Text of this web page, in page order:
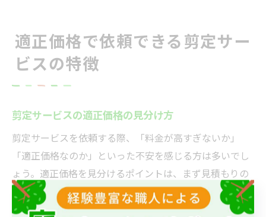
適正価格で依頼できる剪定サー
ビスの特徴
剪定サービスの適正価格の見分け方
剪定サービスを依頼する際、「料金が高すぎないか」
「適正価格なのか」といった不安を感じる方は多いでし
ょう。適正価格を見分けるポイントは、まず見積もりの
内容が具体的かどうかに注目することです。作業内容や
剪定する樹種、本数、作業時間、処分費などが明記され